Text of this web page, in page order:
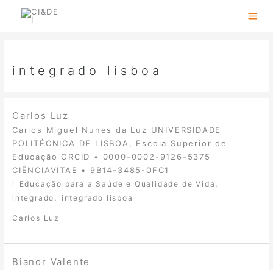
integrado lisboa
Carlos Luz
Carlos Miguel Nunes da Luz UNIVERSIDADE
POLITÉCNICA DE LISBOA, Escola Superior de
Educação ORCID • 0000-0002-9126-5375
CIÊNCIAVITAE • 9B14-3485-0FC1
i_Educação para a Saúde e Qualidade de Vida
integrado integrado lisboa
Carlos Luz
Bianor Valente